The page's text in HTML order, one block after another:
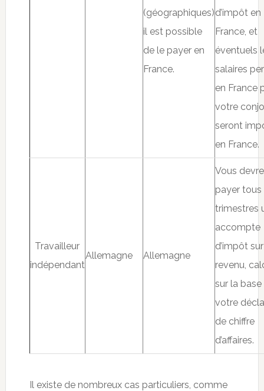
(géographiques)
il est possible
de le payer en
France.
d’impôt en
France, et
éventuels
salaires
en France
votre
seront
en France.
Travailleur
indépendant
Allemagne Allemagne
Vous
payer tous
trimestres
accompte
d’impôt
revenu,
sur la base
votre
de chiffre
d’affaires.
Il existe de nombreux cas particuliers, comme